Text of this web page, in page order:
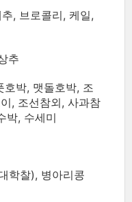
, 브로콜리, 케일,
추
박, 맷돌호박, 조
, 조선참외, 사과참
박, 수세미
학찰), 병아리콩